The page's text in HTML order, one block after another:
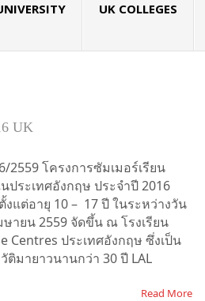
UK COLLEGES
UK
2559 โครงการซัมเมอร์เรียน
ประเทศอังกฤษ ประจำปี 2016
แต่อายุ 10 – 17 ปี ในระหว่างวัน
ายน 2559 จัดขึ้น ณ โรงเรียน
Centres ประเทศอังกฤษ ซึ่งเป็น
มายาวนานกว่า 30 ปี LAL
Read More